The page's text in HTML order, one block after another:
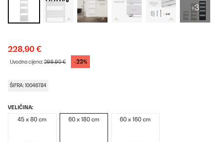
+3
228,90 €
Uvodna cijena:299,90 € -23%
ŠIFRA: 10046784
VELIČINA:
45 x 80 cm 60 x 180 cm 60 x 160 cm